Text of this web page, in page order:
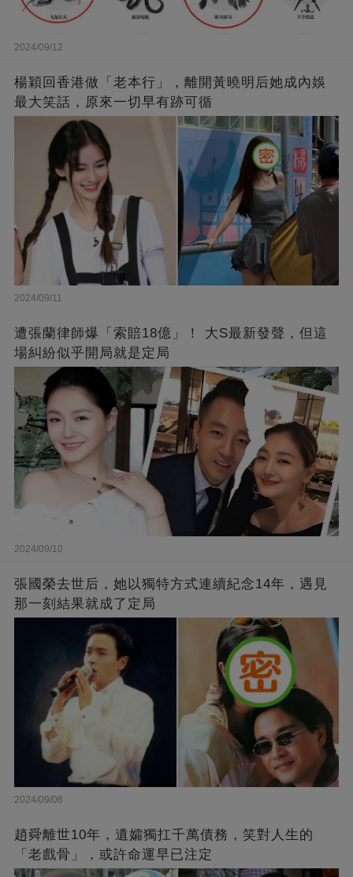
2024/09/12
楊穎回香港做「老本行」，離開黃曉明后她成內娛
最大笑話，原來一切早有跡可循
2024/09/11
遭張蘭律師爆「索賠18億」！ 大S最新發聲，但這
場糾紛似乎開局就是定局
2024/09/10
張國榮去世后，她以獨特方式連續紀念14年，遇見
那一刻結果就成了定局
2024/09/06
趙舜離世10年，遺孀獨扛千萬債務，笑對人生的
「老戲骨」，或許命運早已注定